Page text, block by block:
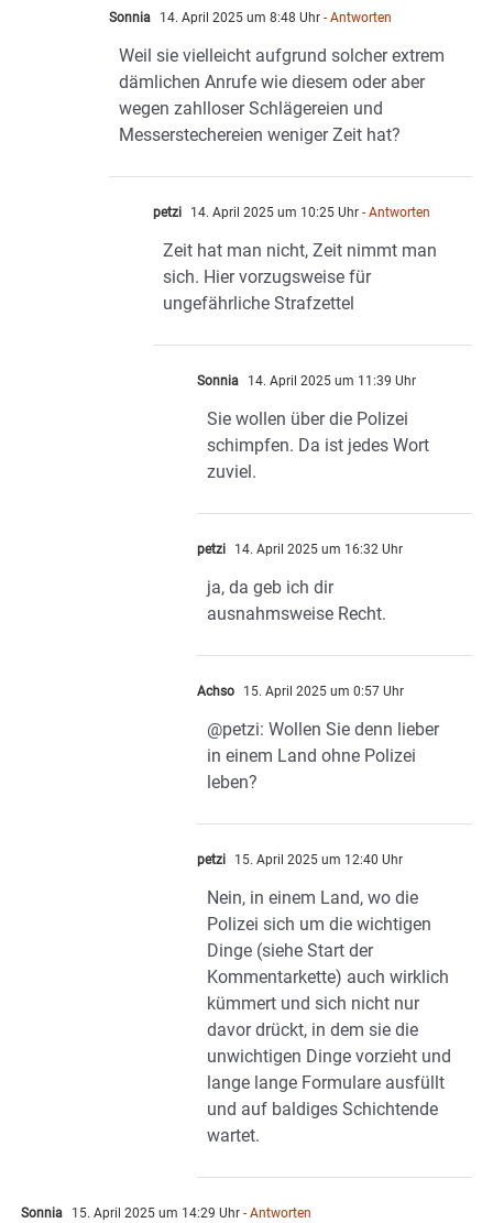
Sonnia 14. April 2025 um 8:48 Uhr - Antworten
Weil sie vielleicht aufgrund solcher extrem
dämlichen Anrufe wie diesem oder aber
wegen zahlloser Schlägereien und
Messerstechereien weniger Zeit hat?
petzi 14. April 2025 um 10:25 Uhr - Antworten
Zeit hat man nicht, Zeit nimmt man
sich. Hier vorzugsweise für
ungefährliche Strafzettel
Sonnia 14. April 2025 um 11:39 Uhr
Sie wollen über die Polizei
schimpfen. Da ist jedes Wort
zuviel.
petzi 14. April 2025 um 16:32 Uhr
ja, da geb ich dir
ausnahmsweise Recht.
Achso 15. April 2025 um 0:57 Uhr
@petzi: Wollen Sie denn lieber
in einem Land ohne Polizei
leben?
petzi 15. April 2025 um 12:40 Uhr
Nein, in einem Land, wo die
Polizei sich um die wichtigen
Dinge (siehe Start der
Kommentarkette) auch wirklich
kümmert und sich nicht nur
davor drückt, in dem sie die
unwichtigen Dinge vorzieht und
lange lange Formulare ausfüllt
und auf baldiges Schichtende
wartet.
Sonnia 15. April 2025 um 14:29 Uhr - Antworten